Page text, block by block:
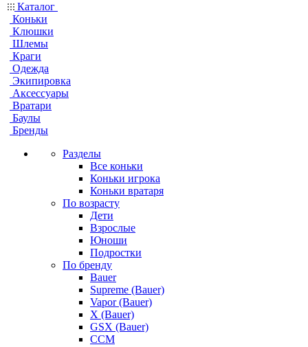
Каталог
Коньки
Клюшки
Шлемы
Краги
Одежда
Экипировка
Аксессуары
Вратари
Баулы
Бренды
Разделы
Все коньки
Коньки игрока
Коньки вратаря
По возрасту
Дети
Взрослые
Юноши
Подростки
По бренду
Bauer
Supreme (Bauer)
Vapor (Bauer)
X (Bauer)
GSX (Bauer)
CCM